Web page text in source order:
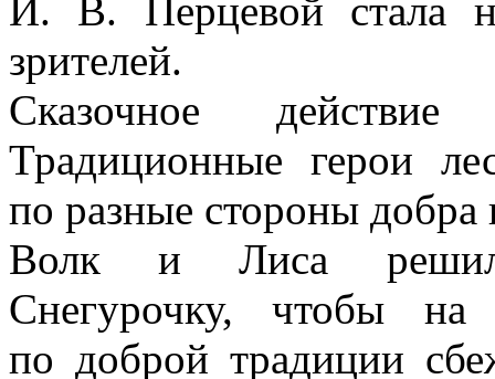
И. В. Перцевой стала
зрителей.
Сказочное
Традиционные герои
по разные стороны добра
Волк и Лиса
Снегурочку, чтобы на
по доброй традиции